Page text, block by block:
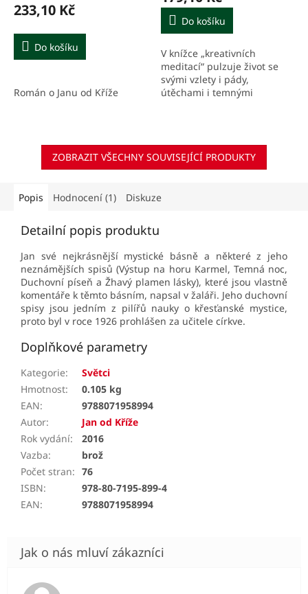
233,10 Kč
Do košíku
Román o Janu od Kříže
Do košíku
V knížce „kreativních
meditací“ pulzuje život se
svými vzlety i pády,
útěchami i temnými
naslouchejme slovům – i...
ZOBRAZIT VŠECHNY SOUVISEJÍCÍ PRODUKTY
Popis Hodnocení (1) Diskuze
Detailní popis produktu
Jan své nejkrásnější mystické básně a některé z jeho
neznámějších spisů (Výstup na horu Karmel, Temná noc,
Duchovní píseň a Žhavý plamen lásky), které jsou vlastně
komentáře k těmto básním, napsal v žaláři. Jeho duchovní
spisy jsou jedním z pilířů nauky o křesťanské mystice,
proto byl v roce 1926 prohlášen za učitele církve.
Doplňkové parametry
Kategorie:
Světci
Hmotnost:
0.105 kg
EAN:
9788071958994
Autor:
Jan od Kříže
Rok vydání:
2016
Vazba:
brož
Počet stran: 76
ISBN:
978-80-7195-899-4
EAN: 9788071958994